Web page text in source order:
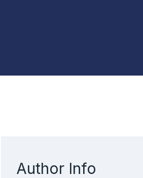
Author Info